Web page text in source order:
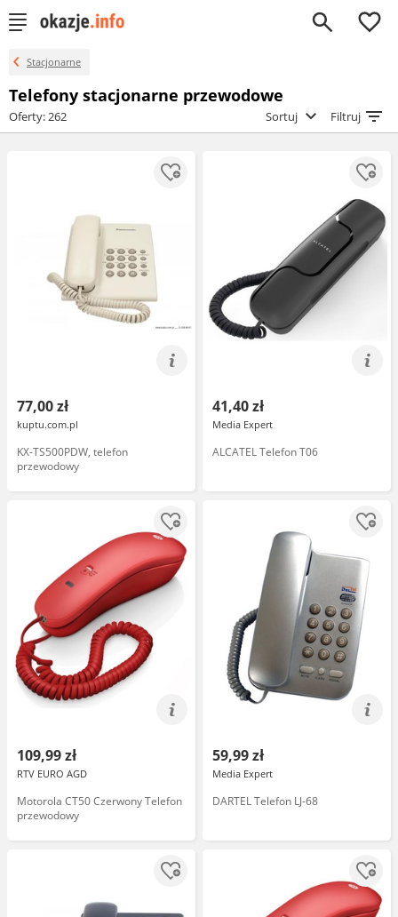
0
Stacjonarne
Telefony stacjonarne przewodowe
Oferty: 262 Sortuj Filtruj
77,00 zł
kuptu.com.pl
KX-TS500PDW, telefon
przewodowy
41,40 zł
Media Expert
ALCATEL Telefon T06
109,99 zł
RTV EURO AGD
Motorola CT50 Czerwony Telefon
przewodowy
59,99 zł
Media Expert
DARTEL Telefon LJ-68